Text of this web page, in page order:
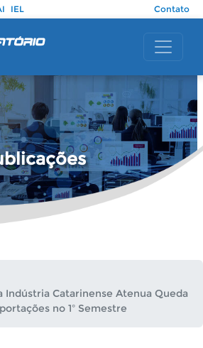
principal
IEL Contato
Indústria Catarinense Atenua Queda
no 1º Semestre